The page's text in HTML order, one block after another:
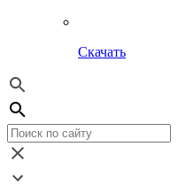
Скачать